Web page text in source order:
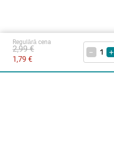
Regulārā cena
1,79 €
2,99 € – +